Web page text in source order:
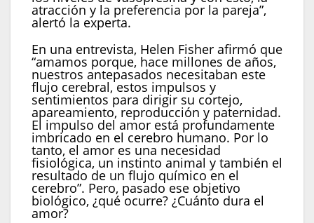
atracción y la preferencia por la pareja”,
alertó la experta.
En una entrevista, Helen Fisher afirmó que
“amamos porque, hace millones de años,
nuestros antepasados necesitaban este
flujo cerebral, estos impulsos y
sentimientos para dirigir su cortejo,
apareamiento, reproducción y paternidad.
El impulso del amor está profundamente
imbricado en el cerebro humano. Por lo
tanto, el amor es una necesidad
fisiológica, un instinto animal y también el
resultado de un flujo químico en el
cerebro”. Pero, pasado ese objetivo
biológico, ¿qué ocurre? ¿Cuánto dura el
amor?